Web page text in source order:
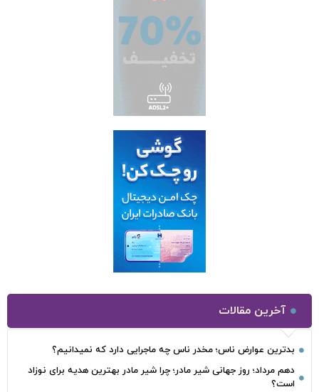
آخرین مقالات
بدترین عوارض ناس؛ مخدر ناس چه ماجرایی دارد که نمیدانیم؟
دهم مرداد؛ روز جهانی شیر مادر؛ چرا شیر مادر بهترین هدیه برای نوزاد
است؟